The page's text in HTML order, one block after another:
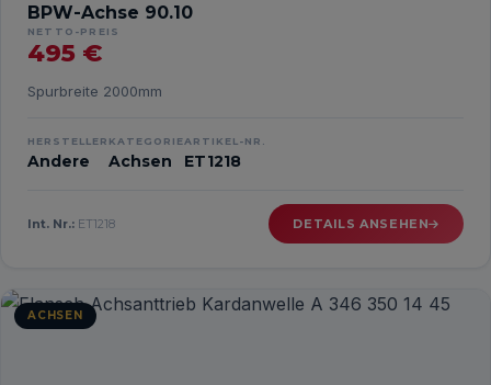
BPW-Achse 90.10
NETTO-PREIS
495 €
Spurbreite 2000mm
HERSTELLER
Andere
KATEGORIE
Achsen
ARTIKEL-NR.
ET1218
Int. Nr.: ET1218 DETAILS ANSEHEN
ACHSEN